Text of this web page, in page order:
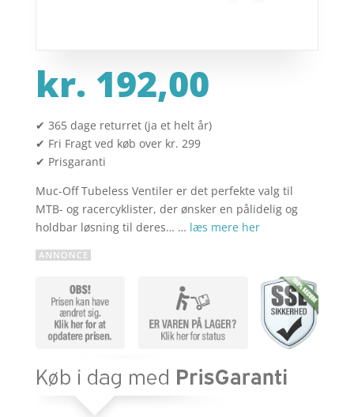
kr. 192,00
✔ 365 dage returret (ja et helt år)
✔ Fri Fragt ved køb over kr. 299
✔ Prisgaranti
Muc-Off Tubeless Ventiler er det perfekte valg til
MTB- og racercyklister, der ønsker en pålidelig og
holdbar løsning til deres… … læs mere her